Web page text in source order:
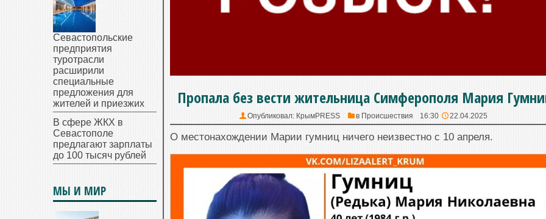
Пропала без вести жительница Симферополя Мария
Опубликовал: КрымPRESS в Происшествия 16:30 22.04.2025
О местонахождении Марии гумниц ничего неизвестно с 10 апреля.
Севастопольские
предприятия
туротрасли
расширили
специальные
предложения для
жителей и приезжих
В сфере ЖКХ в
Севастополе
предлагают зарплаты
до 100 тысяч рублей
МЫ И МИР